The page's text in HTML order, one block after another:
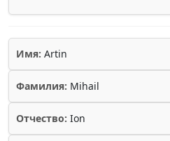
Имя: Artin
Фамилия: Mihail
Отчество: Ion